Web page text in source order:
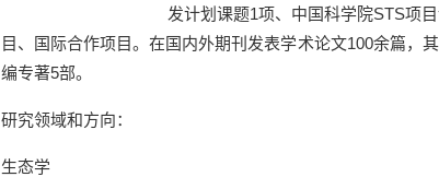
发计划课题1项、中国科学院STS项
目、国际合作项目。在国内外期刊发表学术论文100余篇，
编专著5部。
研究领域和方向：
生态学